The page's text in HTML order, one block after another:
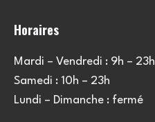
Horaires
Mardi – Vendredi : 9h – 23h
Samedi : 10h – 23h
Lundi – Dimanche : fermé